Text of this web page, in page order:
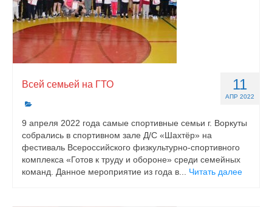
11
АПР 2022
Всей семьей на ГТО
9 апреля 2022 года самые спортивные семьи г. Воркуты
собрались в спортивном зале Д/С «Шахтёр» на
фестиваль Всероссийского физкультурно-спортивного
комплекса «Готов к труду и обороне» среди семейных
команд. Данное мероприятие из года в... Читать далее